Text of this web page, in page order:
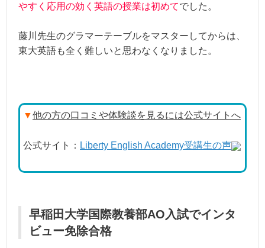
やすく応用の効く英語の授業は初めてでした。
藤川先生のグラマーテーブルをマスターしてからは、
東大英語も全く難しいと思わなくなりました。
▼他の方の口コミや体験談を見るには公式サイトへ
公式サイト： Liberty English Academy受講生の声
早稲田大学国際教養部AO入試でインタ
ビュー免除合格